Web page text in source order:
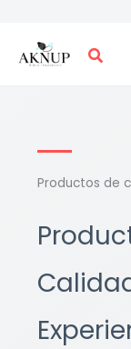
contenido
Productos de